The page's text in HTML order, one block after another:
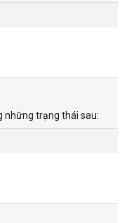
những trạng thái sau: